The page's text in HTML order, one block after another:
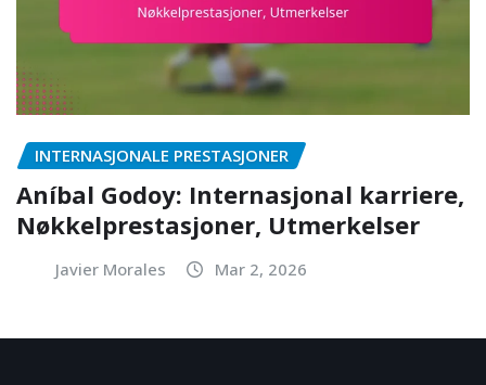
INTERNASJONALE PRESTASJONER
Aníbal Godoy: Internasjonal karriere,
Nøkkelprestasjoner, Utmerkelser
Javier Morales Mar 2, 2026